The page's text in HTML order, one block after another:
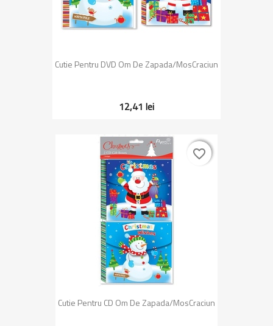
Cutie Pentru DVD Om De Zapada/MosCraciun
12,41 lei
Cutie Pentru CD Om De Zapada/MosCraciun
favorite_border
favorite_border